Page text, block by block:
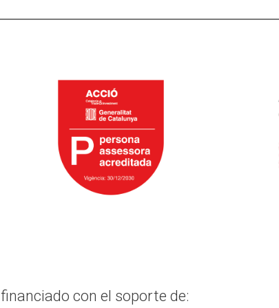
financiado con el soporte de: